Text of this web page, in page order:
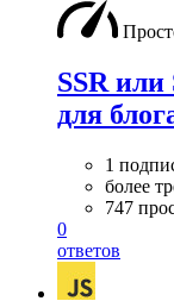
SSR или
для
1
более
747
0
ответов